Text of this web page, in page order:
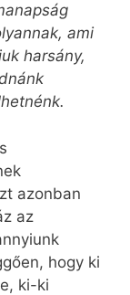
ami
harsány,
azonban
az
hogy ki
ki-ki